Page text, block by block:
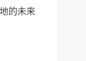
的未来